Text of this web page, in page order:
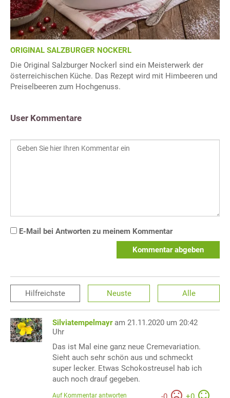
ORIGINAL SALZBURGER NOCKERL
Die Original Salzburger Nockerl sind ein Meisterwerk der
österreichischen Küche. Das Rezept wird mit Himbeeren und
Preiselbeeren zum Hochgenuss.
User Kommentare
E-Mail bei Antworten zu meinem Kommentar
Kommentar abgeben
Hilfreichste Neuste Alle
Silviatempelmayr am 21.11.2020 um 20:42
Uhr
Das ist Mal eine ganz neue Cremevariation.
Sieht auch sehr schön aus und schmeckt
super lecker. Etwas Schokostreusel hab ich
auch noch drauf gegeben.
Auf Kommentar antworten